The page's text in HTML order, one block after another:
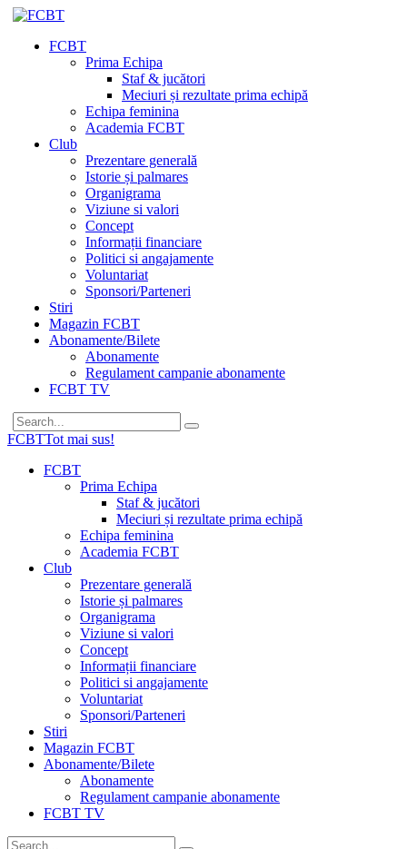
FCBT
Prima Echipa
Staf & jucători
Meciuri și rezultate prima echipă
Echipa feminina
Academia FCBT
Club
Prezentare generală
Istorie și palmares
Organigrama
Viziune si valori
Concept
Informații financiare
Politici si angajamente
Voluntariat
Sponsori/Parteneri
Stiri
Magazin FCBT
Abonamente/Bilete
Abonamente
Regulament campanie abonamente
FCBT TV
FCBTTot mai sus!
FCBT
Prima Echipa
Staf & jucători
Meciuri și rezultate prima echipă
Echipa feminina
Academia FCBT
Club
Prezentare generală
Istorie și palmares
Organigrama
Viziune si valori
Concept
Informații financiare
Politici si angajamente
Voluntariat
Sponsori/Parteneri
Stiri
Magazin FCBT
Abonamente/Bilete
Abonamente
Regulament campanie abonamente
FCBT TV